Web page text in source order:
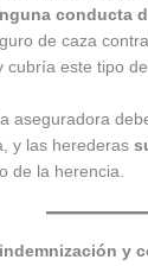
conducta
de caza
cubría este tipo
aseguradora
y las herederas
de la herencia.
indemnización y